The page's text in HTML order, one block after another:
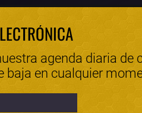
agenda diaria de
baja en cualquier